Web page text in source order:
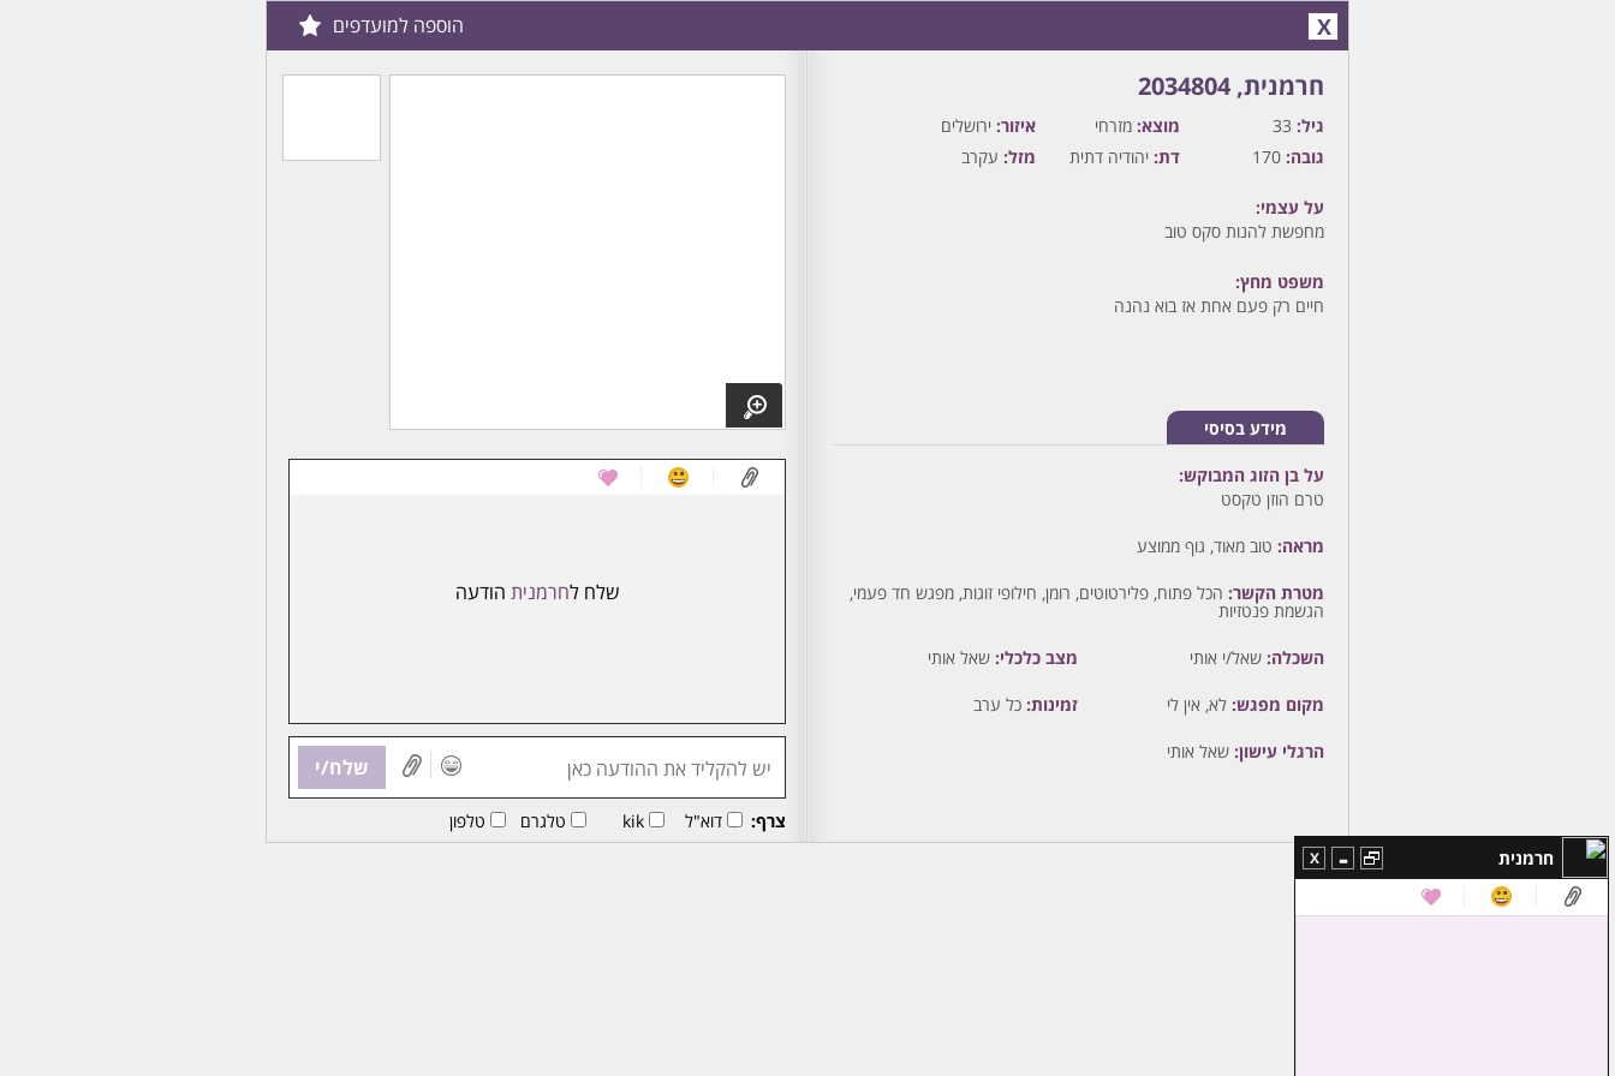
X הוספה למועדפים
חרמנית‏, 2034804
גיל: 33 מוצא: מזרחי איזור: ירושלים
גובה: 170 דת: יהודיה דתית מזל: עקרב
על עצמי:
מחפשת להנות סקס טוב
משפט מחץ:
חיים רק פעם אחת אז בוא נהנה
מידע בסיסי
על בן הזוג המבוקש:
טרם הוזן טקסט
מראה: טוב מאוד, גוף ממוצע
מטרת הקשר: הכל פתוח, פלירטוטים, רומן, חילופי זוגות, מפגש חד פעמי,
הגשמת פנטזיות
השכלה: שאל/י אותי מצב כלכלי: שאל אותי
מקום מפגש: לא, אין לי זמינות: כל ערב
הרגלי עישון: שאל אותי
שלח לחרמנית הודעה
שלח/י
צרף: דוא"ל kik טלגרם
טלפון
חרמנית
X -